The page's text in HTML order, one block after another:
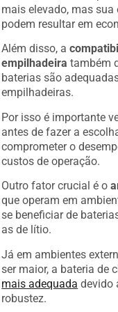
mais elevado, mas
podem resultar em
Além disso, a
empilhadeira também
baterias são
empilhadeiras.
Por isso é importante
antes de fazer a
comprometer o
custos de operação.
Outro fator crucial é o
que operam em
se beneficiar de
as de lítio.
Já em ambientes
ser maior, a bateria de
mais adequada devido
robustez.